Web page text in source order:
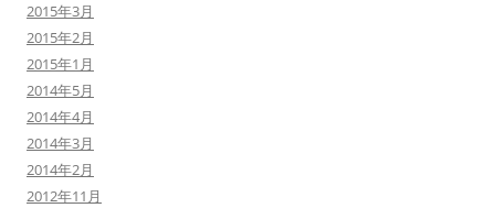
2015年3月
2015年2月
2015年1月
2014年5月
2014年4月
2014年3月
2014年2月
2012年11月